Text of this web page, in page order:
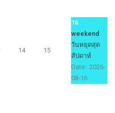
14 15
16
weekend
วันหยุดสุด
สัปดาห์
Date : 2026-
08-16